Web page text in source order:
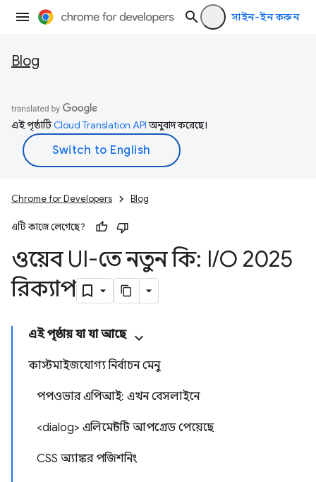
সাইন-ইন করুন
Blog
এই পৃষ্ঠাটিCloud Translation APIঅনুবাদ করেছে।
Chrome for Developers Blog
এটি কাজে লেগেছে?
ওয়েব UI-তে নতুন কি: I/O 2025
রিক্যাপ
এই পৃষ্ঠায় যা যা আছে
কাস্টমাইজযোগ্য নির্বাচন মেনু
পপওভার এপিআই: এখন বেসলাইনে
<dialog> এলিমেন্টটি আপগ্রেড পেয়েছে
CSS অ্যাঙ্কর পজিশনিং